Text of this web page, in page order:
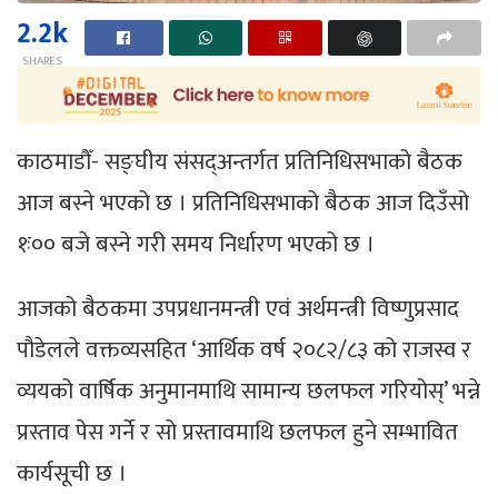
2.2k
SHARES
काठमाडौँ- सङ्घीय संसद्अन्तर्गत प्रतिनिधिसभाको बैठक
आज बस्ने भएको छ । प्रतिनिधिसभाको बैठक आज दिउँसो
१ः०० बजे बस्ने गरी समय निर्धारण भएको छ ।
आजको बैठकमा उपप्रधानमन्त्री एवं अर्थमन्त्री विष्णुप्रसाद
पौडेलले वक्तव्यसहित ‘आर्थिक वर्ष २०८२/८३ को राजस्व र
व्ययको वार्षिक अनुमानमाथि सामान्य छलफल गरियोस्’ भन्ने
प्रस्ताव पेस गर्ने र सो प्रस्तावमाथि छलफल हुने सम्भावित
कार्यसूची छ ।